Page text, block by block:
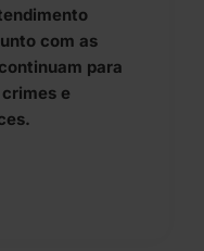
com as
para
e